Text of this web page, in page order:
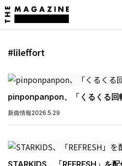
#lileffort
pinponpanpon、「くるくる回
新曲情報2026.5.29
STARKIDS、「REFRESH」を